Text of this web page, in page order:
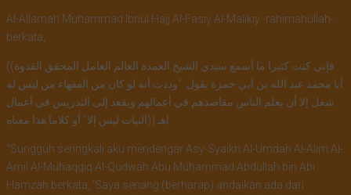
Al-Allamah Muhammad Ibnul Hajj Al-Fasiy Al-Malikiy -rahimahullah-
berkata,
((فإني كنت كثيرا ما أسمع سيدي الشيخ العمدة العالم العامل المحقق القدوة
أبا محمد عبد الله بن أبي حمزة يقول: “وددت أنه لو كان من الفقهاء من ليس له
شغل إلا أن يعلم الناس مقاصدهم في أعمالهم ويقعد إلى التدريس في أعمال
النيات ليس إلا” أو كلاما هذا معناه)) اهـ
“Sungguh seringkali aku mendengar Asy-Syaikh Al-Umdah Al-Alim Al-
Amil Al-Muhaqqiq Al-Qudwah Abu Muhammad Abdullah bin Abi
Hamzah berkata, ‘Saya senang (berharap) andaikan ada dari